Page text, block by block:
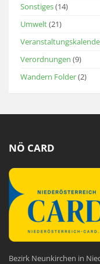
Sonstiges(14)
Umwelt(21)
Verordnungen (9)
Wandern Folder(2)
NÖ CARD
Bezirk Neunkirchen in